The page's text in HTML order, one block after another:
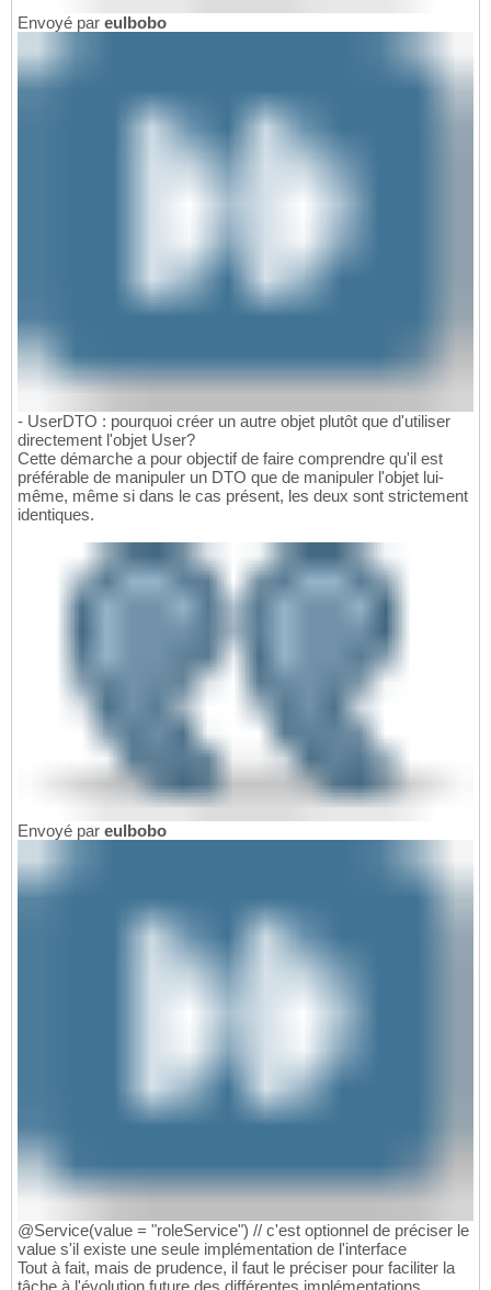
Envoyé par eulbobo
- UserDTO : pourquoi créer un autre objet plutôt que d'utiliser
directement l'objet User?
Cette démarche a pour objectif de faire comprendre qu'il est
préférable de manipuler un DTO que de manipuler l'objet lui-
même, même si dans le cas présent, les deux sont strictement
identiques.
Envoyé par eulbobo
@Service(value = "roleService") // c'est optionnel de préciser le
value s'il existe une seule implémentation de l'interface
Tout à fait, mais de prudence, il faut le préciser pour faciliter la
tâche à l'évolution future des différentes implémentations